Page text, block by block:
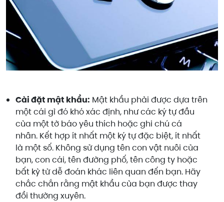
Cài đặt mật khẩu: Mật khẩu phải được dựa trên
một cái gì đó khó xác định, như các ký tự đầu
của một tờ báo yêu thích hoặc ghi chú cá
nhân. Kết hợp ít nhất một ký tự đặc biệt, ít nhất
là một số. Không sử dụng tên con vật nuôi của
bạn, con cái, tên đường phố, tên công ty hoặc
bất kỳ từ dễ đoán khác liên quan đến bạn. Hãy
chắc chắn rằng mật khẩu của bạn được thay
đổi thường xuyên.